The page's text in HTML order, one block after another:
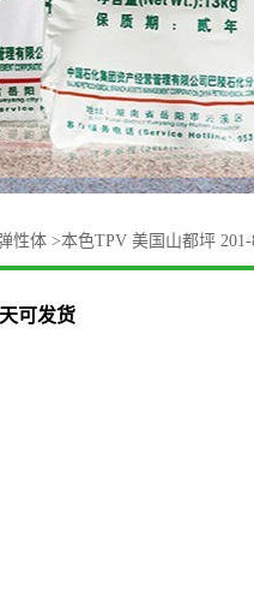
性体 >本色TPV 美国山都坪
可发货